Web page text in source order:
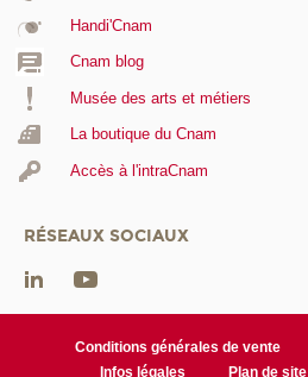
Handi'Cnam
Cnam blog
Musée des arts et métiers
La boutique du Cnam
Accès à l'intraCnam
RÉSEAUX SOCIAUX
Conditions générales de vente
Infos légales
Plan de site